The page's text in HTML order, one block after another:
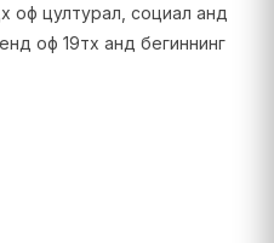
оф цултурал, социал анд
оф 19тх анд бегиннинг